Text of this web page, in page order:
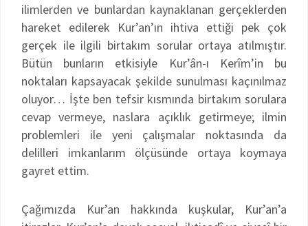
ilimlerden ve bunlardan kaynaklanan gerçeklerden
hareket edilerek Kur’an’ın ihtiva ettiği pek çok
gerçek ile ilgili birtakım sorular ortaya atılmıştır.
Bütün bunların etkisiyle Kur’ân-ı Kerîm’in bu
noktaları kapsayacak şekilde sunulması kaçınılmaz
oluyor… İşte ben tefsir kısmında birtakım sorulara
cevap vermeye, naslara açıklık getirmeye; ilmin
problemleri ile yeni çalışmalar noktasında da
delilleri imkanlarım ölçüsünde ortaya koymaya
gayret ettim.
Çağımızda Kur’an hakkında kuşkular, Kur’an’a